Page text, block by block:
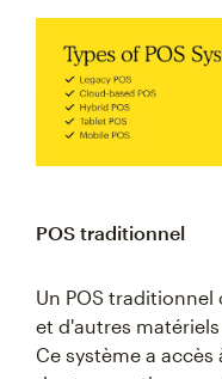
POS traditionnel
Un POS
et d'autres
Ce système a